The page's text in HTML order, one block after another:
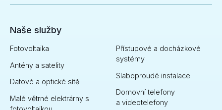
Naše služby
Fotovoltaika
Antény a satelity
Datové a optické sítě
Malé větrné elektrárny s
Přístupové a docházkové
systémy
Slaboproudé instalace
Domovní telefony
a videotelefony